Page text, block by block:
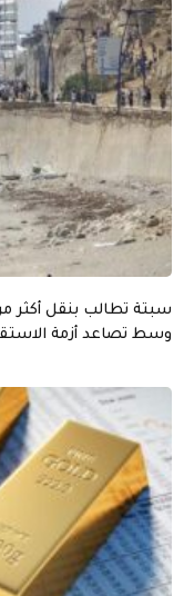
سبتة تطالب بنقل أكثر
وسط تصاعد أزمة